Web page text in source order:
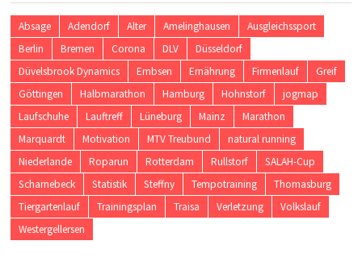
Absage Adendorf Alter Amelinghausen
Ausgleichssport
Berlin
Bremen Corona DLV
Düsseldorf
Düvelsbrook Dynamics
Embsen Ernährung Firmenlauf
Greif
Göttingen
Halbmarathon Hamburg Hohnstorf
jogmap
Laufschuhe
Lauftreff Lüneburg Mainz
Marathon
Marquardt
Motivation MTV Treubund
natural running
Niederlande
Roparun Rotterdam Rullstorf
SALAH-Cup
Scharnebeck
Statistik Steffny Tempotraining
Thomasburg
Tiergartenlauf
Trainingsplan Traisa Verletzung
Volkslauf
Westergellersen